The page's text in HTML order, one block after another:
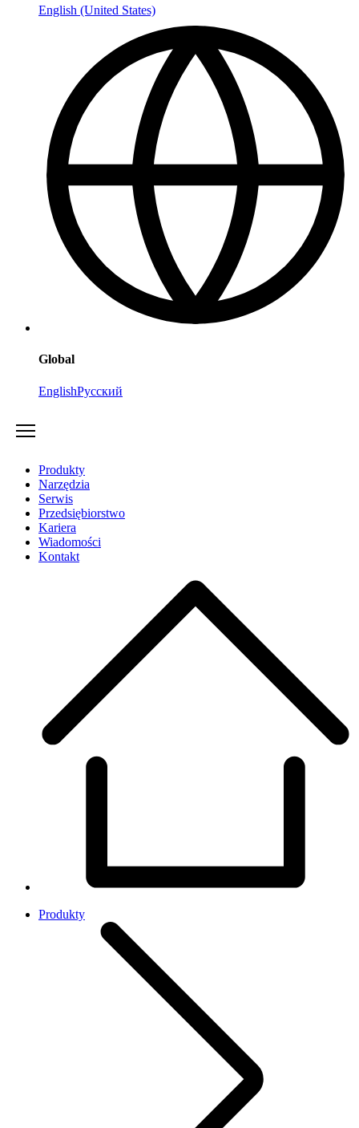
English (United States)
Global
EnglishРусский
Produkty
Narzędzia
Serwis
Przedsiębiorstwo
Kariera
Wiadomości
Kontakt
Produkty